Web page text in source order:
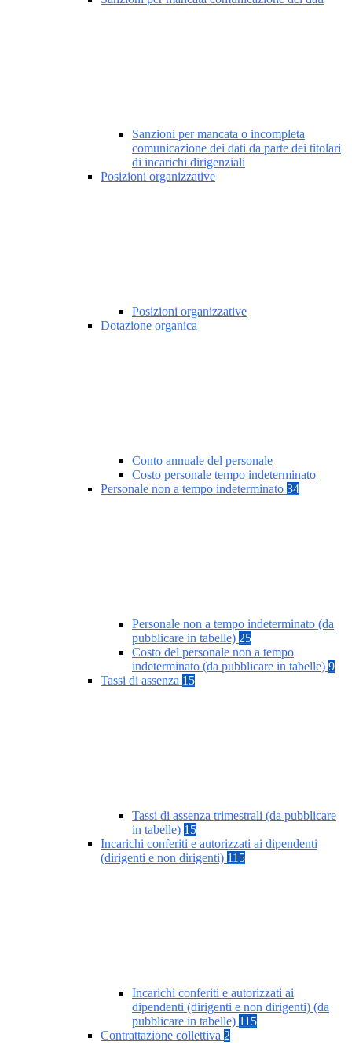
Sanzioni per mancata o incompleta
comunicazione dei dati da parte dei titolari
di incarichi dirigenziali
Posizioni organizzative
Posizioni organizzative
Dotazione organica
Conto annuale del personale
Costo personale tempo indeterminato
Personale non a tempo indeterminato 34
Personale non a tempo indeterminato (da
pubblicare in tabelle) 25
Costo del personale non a tempo
indeterminato (da pubblicare in tabelle) 9
Tassi di assenza 15
Tassi di assenza trimestrali (da pubblicare
in tabelle) 15
Incarichi conferiti e autorizzati ai dipendenti
(dirigenti e non dirigenti) 115
Incarichi conferiti e autorizzati ai
dipendenti (dirigenti e non dirigenti) (da
pubblicare in tabelle) 115
Contrattazione collettiva 2